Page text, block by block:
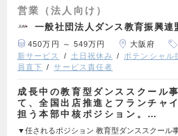
営業（法人向け）
一般社団法人ダンス教育振興連
450万円 ～ 549万円 大阪府
新サービス
土日祝休み ポテンシャル
員直下
サービス責任者
成長中の教育型ダンススクール
て、全国出店推進とフランチャ
担う本部中核ポジション。…
▼任されるポジション 教育型ダンススクール